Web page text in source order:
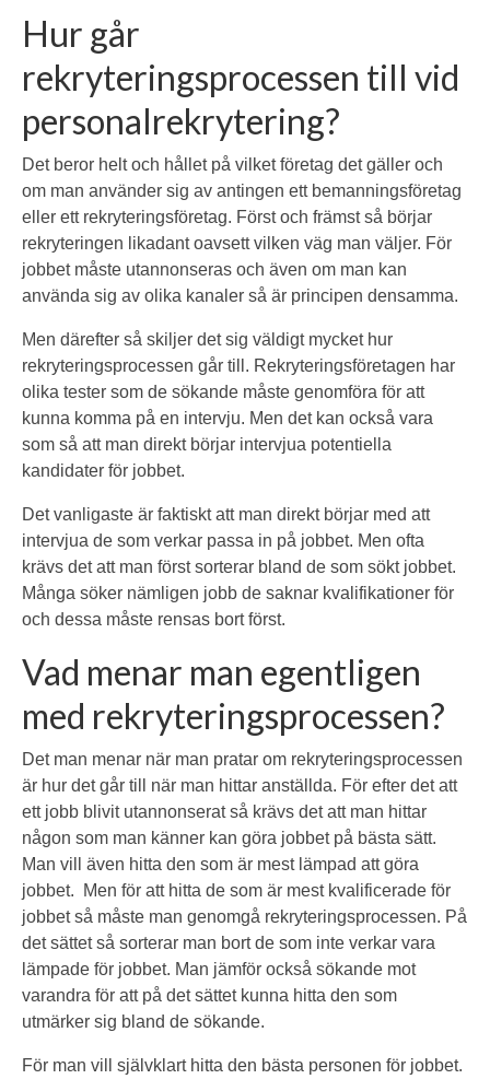
Hur går
rekryteringsprocessen till vid
personalrekrytering?
Det beror helt och hållet på vilket företag det gäller och
om man använder sig av antingen ett bemanningsföretag
eller ett rekryteringsföretag. Först och främst så börjar
rekryteringen likadant oavsett vilken väg man väljer. För
jobbet måste utannonseras och även om man kan
använda sig av olika kanaler så är principen densamma.
Men därefter så skiljer det sig väldigt mycket hur
rekryteringsprocessen går till. Rekryteringsföretagen har
olika tester som de sökande måste genomföra för att
kunna komma på en intervju. Men det kan också vara
som så att man direkt börjar intervjua potentiella
kandidater för jobbet.
Det vanligaste är faktiskt att man direkt börjar med att
intervjua de som verkar passa in på jobbet. Men ofta
krävs det att man först sorterar bland de som sökt jobbet.
Många söker nämligen jobb de saknar kvalifikationer för
och dessa måste rensas bort först.
Vad menar man egentligen
med rekryteringsprocessen?
Det man menar när man pratar om rekryteringsprocessen
är hur det går till när man hittar anställda. För efter det att
ett jobb blivit utannonserat så krävs det att man hittar
någon som man känner kan göra jobbet på bästa sätt.
Man vill även hitta den som är mest lämpad att göra
jobbet. Men för att hitta de som är mest kvalificerade för
jobbet så måste man genomgå rekryteringsprocessen. På
det sättet så sorterar man bort de som inte verkar vara
lämpade för jobbet. Man jämför också sökande mot
varandra för att på det sättet kunna hitta den som
utmärker sig bland de sökande.
För man vill självklart hitta den bästa personen för jobbet.